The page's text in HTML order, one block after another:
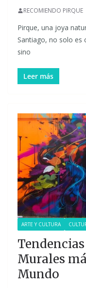
RECOMIENDO PIRQUE
Pirque, una joya
Santiago, no solo es
sino
Leer más
ARTE Y CULTURA
Murales
Mundo